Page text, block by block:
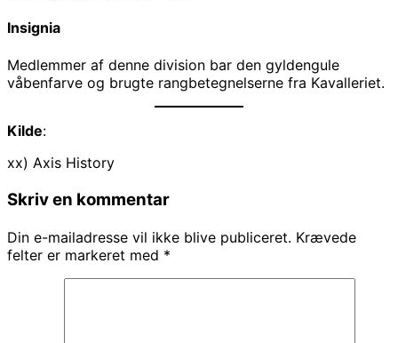
Insignia
Medlemmer af denne division bar den gyldengule
våbenfarve og brugte rangbetegnelserne fra Kavalleriet.
Kilde:
xx) Axis History
Skriv en kommentar
Din e-mailadresse vil ikke blive publiceret. Krævede
felter er markeret med *